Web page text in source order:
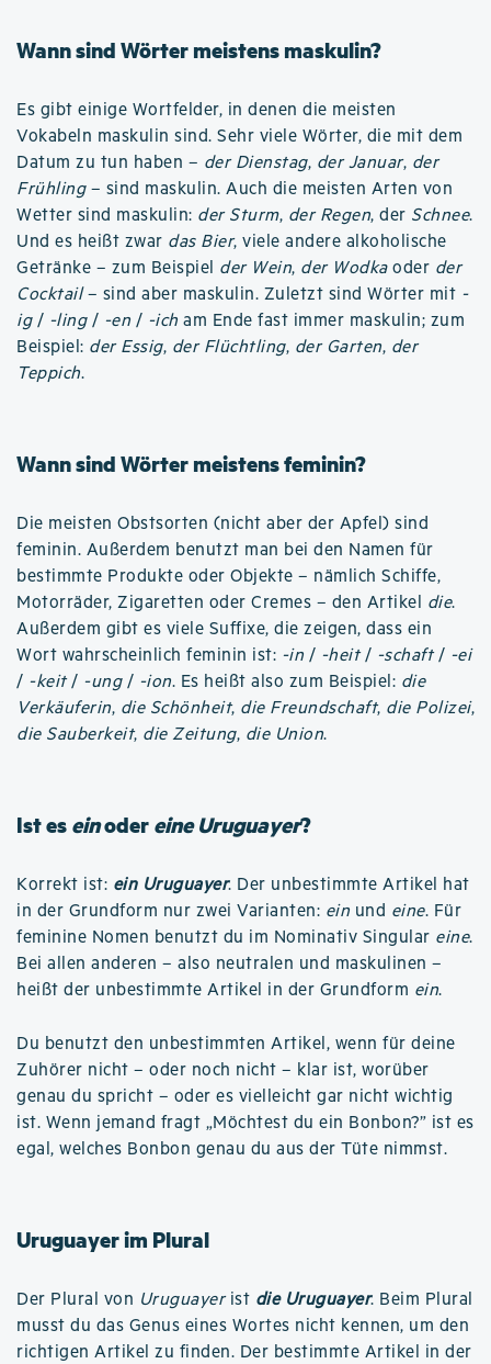
Wann sind Wörter meistens maskulin?
Es gibt einige Wortfelder, in denen die meisten
Vokabeln maskulin sind. Sehr viele Wörter, die mit dem
Datum zu tun haben – der Dienstag, der Januar, der
Frühling– sind maskulin. Auch die meisten Arten von
Wetter sind maskulin: der Sturm, der Regen, der Schnee.
Und es heißt zwar das Bier, viele andere alkoholische
Getränke – zum Beispiel der Wein, der Wodkaoder der
Cocktail– sind aber maskulin. Zuletzt sind Wörter mit -
ig/ -ling/ -en / -ich am Ende fast immer maskulin; zum
Beispiel: der Essig, der Flüchtling, der Garten, der
Teppich.
Wann sind Wörter meistens feminin?
Die meisten Obstsorten (nicht aber der Apfel) sind
feminin. Außerdem benutzt man bei den Namen für
bestimmte Produkte oder Objekte – nämlich Schiffe,
Motorräder, Zigaretten oder Cremes – den Artikel die.
Außerdem gibt es viele Suffixe, die zeigen, dass ein
Wort wahrscheinlich feminin ist: -in / -heit/ -schaft/ -ei
/ -keit/ -ung/ -ion. Es heißt also zum Beispiel: die
Verkäuferin, die Schönheit, die Freundschaft, die Polizei,
die Sauberkeit, die Zeitung, die Union.
Ist eseinodereine Uruguayer?
Korrekt ist: ein Uruguayer. Der unbestimmte Artikel hat
in der Grundform nur zwei Varianten: ein und eine. Für
feminine Nomen benutzt du im Nominativ Singular eine.
Bei allen anderen – also neutralen und maskulinen –
heißt der unbestimmte Artikel in der Grundform ein.
Du benutzt den unbestimmten Artikel, wenn für deine
Zuhörer nicht – oder noch nicht – klar ist, worüber
genau du spricht – oder es vielleicht gar nicht wichtig
ist. Wenn jemand fragt „Möchtest du ein Bonbon?” ist es
egal, welches Bonbon genau du aus der Tüte nimmst.
Uruguayer im Plural
Der Plural von Uruguayerist die Uruguayer. Beim Plural
musst du das Genus eines Wortes nicht kennen, um den
richtigen Artikel zu finden. Der bestimmte Artikel in der